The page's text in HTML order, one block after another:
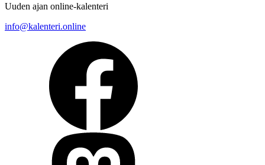
Uuden ajan online-kalenteri
info@kalenteri.online